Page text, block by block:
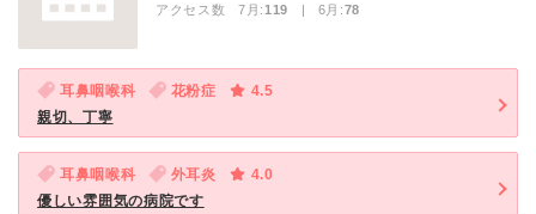
アクセス数 7月:119 | 6月:78
耳鼻咽喉科 花粉症
4.5
親切、丁寧
耳鼻咽喉科 外耳炎
4.0
優しい雰囲気の病院です